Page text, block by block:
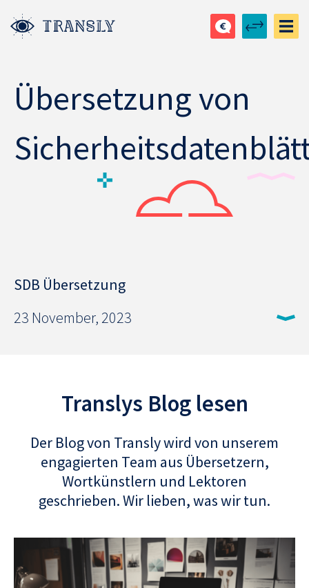
Übersetzung von
SDB Übersetzung
23 November, 2023
Translys Blog lesen
Der Blog von Transly wird von unserem
engagierten Team aus Übersetzern,
Wortkünstlern und Lektoren
geschrieben. Wir lieben, was wir tun.